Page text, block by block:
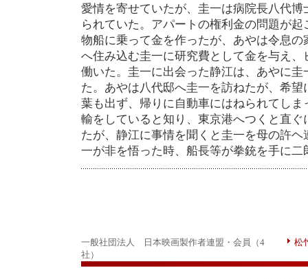
愛情を寄せていたが、圭一は病院長八代
られていた。アパートの権利金の問題が
物船に乗って金を作ったが、あやは令息
へ住み込む圭一に研究費として金を与え
働いた。圭一に出会った静江は、あやに
た。あやは八代邸へ圭一を訪ねたが、希
葉も出ず、帰りに自動車にはねられてし
輸をしていると知り、東京港へつくと直
たが、静江に事情を聞くと圭一を母の許
一が非を悟った時、船長等が拳銃を手に二
一般社団法人 日本映画製作者連盟・会員（4
社）
松